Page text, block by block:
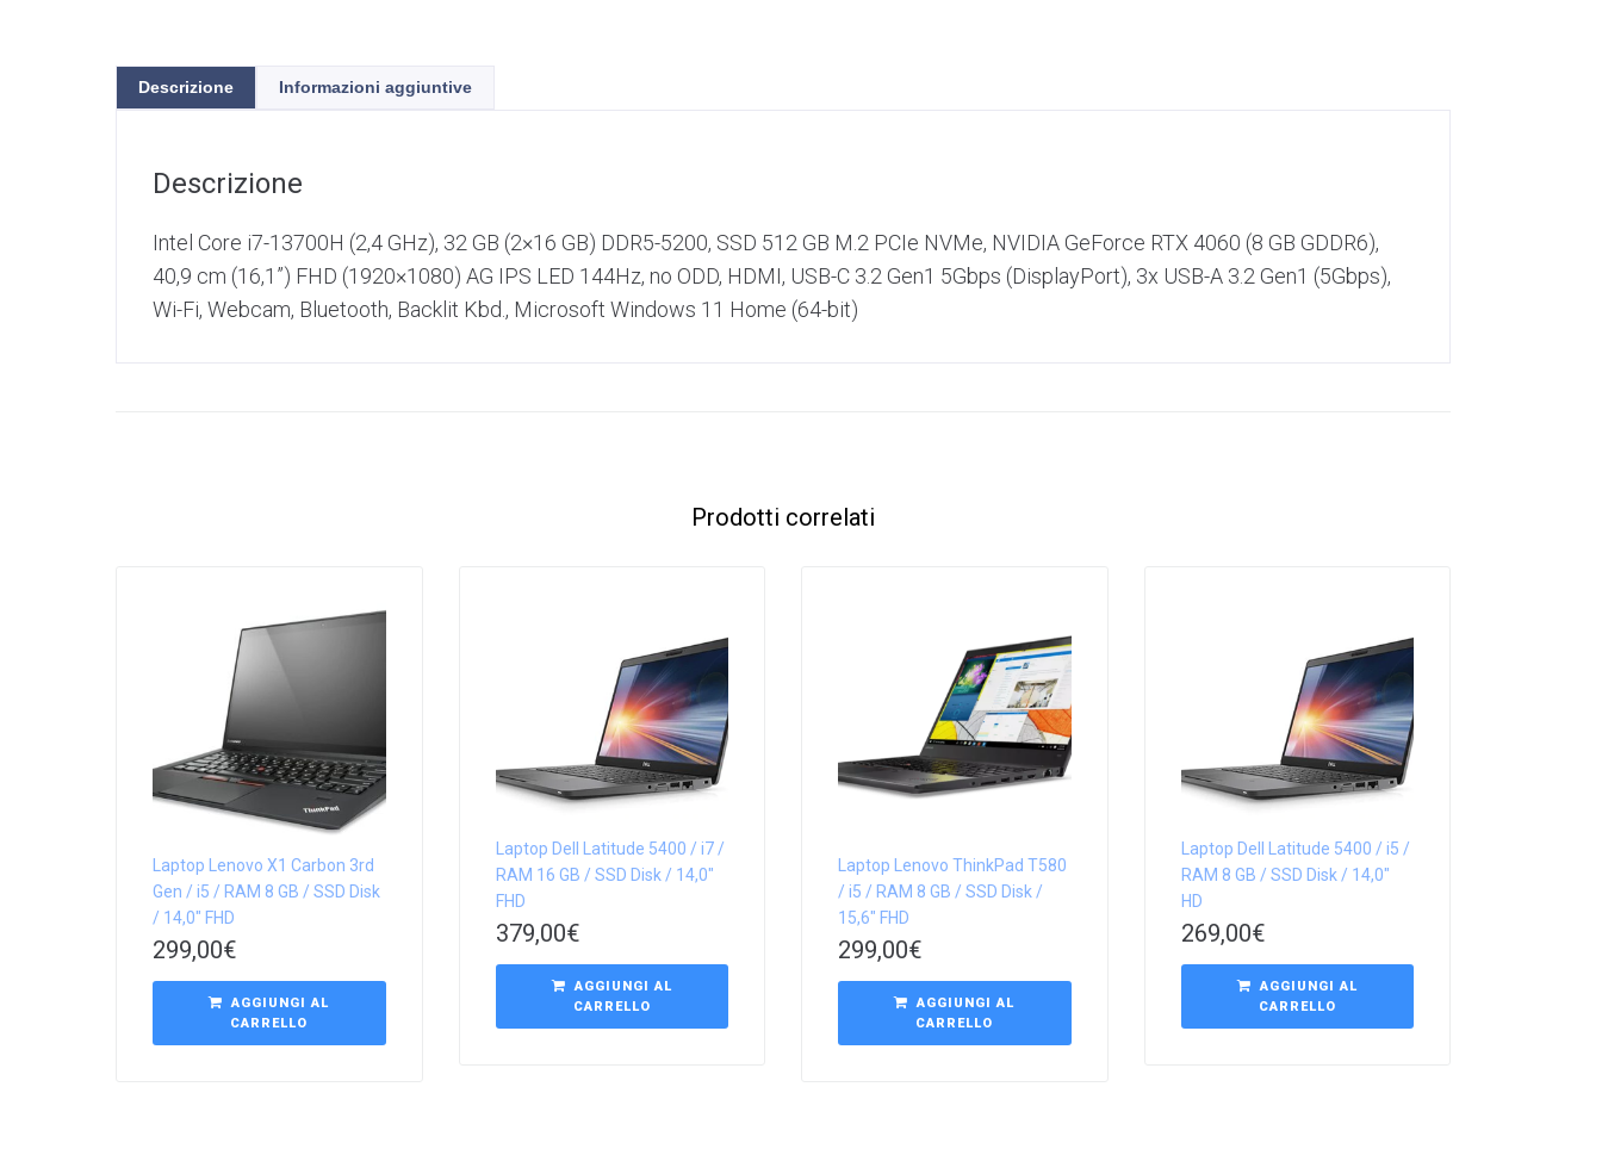
Descrizione Informazioni aggiuntive
Descrizione
Intel Core i7-13700H (2,4 GHz), 32 GB (2×16 GB) DDR5-5200, SSD 512 GB M.2 PCIe NVMe, NVIDIA GeForce RTX 4060 (8 GB GDDR6),
40,9 cm (16,1”) FHD (1920×1080) AG IPS LED 144Hz, no ODD, HDMI, USB-C 3.2 Gen1 5Gbps (DisplayPort), 3x USB-A 3.2 Gen1 (5Gbps),
Wi-Fi, Webcam, Bluetooth, Backlit Kbd., Microsoft Windows 11 Home (64-bit)
Prodotti correlati
Laptop Lenovo X1 Carbon 3rd
Gen / i5 / RAM 8 GB / SSD Disk
/ 14,0″ FHD
299,00€
AGGIUNGI AL
CARRELLO
Laptop Dell Latitude 5400 / i7 /
RAM 16 GB / SSD Disk / 14,0″
FHD
379,00€
AGGIUNGI AL
CARRELLO
Laptop Lenovo ThinkPad T580
/ i5 / RAM 8 GB / SSD Disk /
15,6″ FHD
299,00€
AGGIUNGI AL
CARRELLO
Laptop Dell Latitude 5400 / i5 /
RAM 8 GB / SSD Disk / 14,0″
HD
269,00€
AGGIUNGI AL
CARRELLO